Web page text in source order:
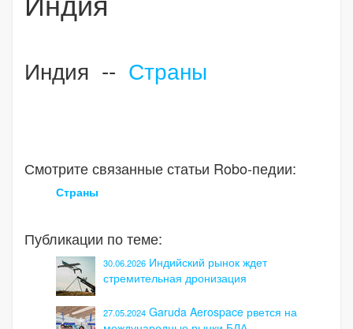
Индия -- Страны
Смотрите связанные статьи Robo-педии:
Страны
Публикации по теме:
30.06.2026 Индийский рынок ждет
стремительная дронизация
27.05.2024 Garuda Aerospace рвется на